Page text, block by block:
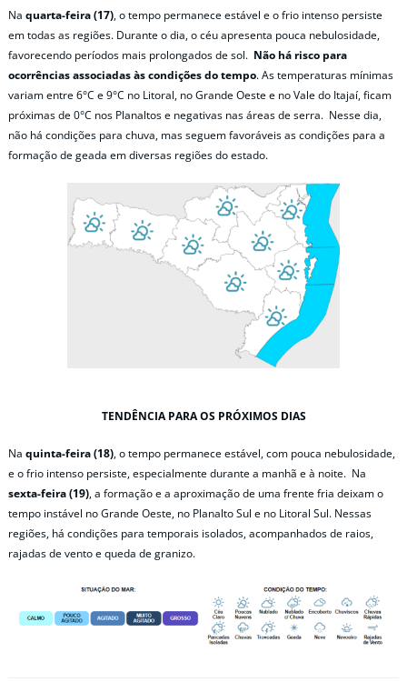
Na quarta-feira (17), o tempo permanece estável e o frio intenso persiste
em todas as regiões. Durante o dia, o céu apresenta pouca nebulosidade,
favorecendo períodos mais prolongados de sol. Não há risco para
ocorrências associadas às condições do tempo. As temperaturas mínimas
variam entre 6°C e 9°C no Litoral, no Grande Oeste e no Vale do Itajaí, ficam
próximas de 0°C nos Planaltos e negativas nas áreas de serra. Nesse dia,
não há condições para chuva, mas seguem favoráveis as condições para a
formação de geada em diversas regiões do estado.
TENDÊNCIA PARA OS PRÓXIMOS DIAS
Na quinta-feira (18), o tempo permanece estável, com pouca nebulosidade,
e o frio intenso persiste, especialmente durante a manhã e à noite. Na
sexta-feira (19), a formação e a aproximação de uma frente fria deixam o
tempo instável no Grande Oeste, no Planalto Sul e no Litoral Sul. Nessas
regiões, há condições para temporais isolados, acompanhados de raios,
rajadas de vento e queda de granizo.